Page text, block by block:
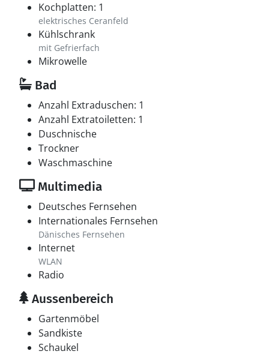
Kochplatten: 1
elektrisches Ceranfeld
Kühlschrank
mit Gefrierfach
Mikrowelle
Bad
Anzahl Extraduschen: 1
Anzahl Extratoiletten: 1
Duschnische
Trockner
Waschmaschine
Multimedia
Deutsches Fernsehen
Internationales Fernsehen
Dänisches Fernsehen
Internet
WLAN
Radio
Aussenbereich
Gartenmöbel
Sandkiste
Schaukel